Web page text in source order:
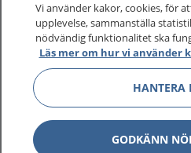
Behandling av personuppgifter
Hantering av kakor
Inställningar för kakor
Vi använder kakor, cookies, för
upplevelse, sammanställa
nödvändig funktionalitet ska
Läs mer om hur vi använder
HANTERA
GODKÄNN